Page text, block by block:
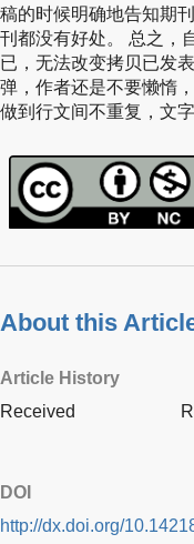
稿的时候明确地告知期
刊都没有好处。 总之，
已，无法改变拷贝已发
弹，作者还是不要懒惰
做到行文间不重复，文
About this
Article History
Received
DOI
http://dx.doi.org/